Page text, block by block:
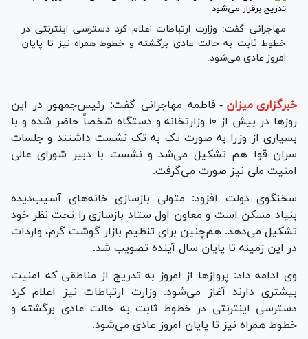
مهاجرانی گفت: وزارت ارتباطات اعلام کرد دسترسی اینترنتی در
خطوط ثابت به حالت عادی برگشته و خطوط همراه نیز تا پایان
امروز عادی می‌شود.
خبرگزاری میزان - فاطمه مهاجرانی گفت: رئیس‌جمهور در این
روز‌ها در بیش از ۱۰ وزارتخانه و دستگاه شخصاً حاضر شده و با
بسیاری از وزرا به صورت تک به تک نشست داشتند و جلسات
سران قوا هم تشکیل می‌شد و نشست با دبیر شورای عالی
امنیت ملی نیز صورت می‌گرفت.
سخنگوی دولت افزود: متولی بازسازی خانه‌های آسیب‌دیده
بنیاد مسکن است و معاون اول ستاد بازسازی را تحت نظر خود
تشکیل می‌دهد. هم‌چنین برای تنظیم بازار گوشت گرم، واردات
در این زمینه تا پایان سال آینده تصویب شد.
وی ادامه داد: پرواز‌ها از امروز به تدریج از مناطقی که امنیت
بیشتری دارند آغاز می‌شود. وزارت ارتباطات نیز اعلام کرد
دسترسی اینترنتی در خطوط ثابت به حالت عادی برگشته و
خطوط همراه نیز تا پایان امروز عادی می‌شود.